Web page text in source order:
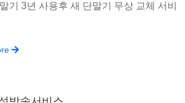
기 3년 사용후 새 단말기 무상 교체 서비